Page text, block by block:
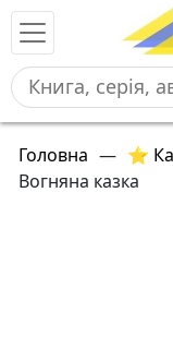
Головна — ⭐
Вогняна казка